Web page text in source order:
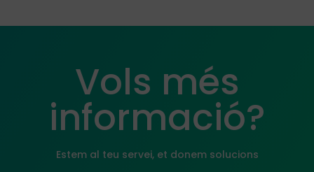
Vols més
informació?
Estem al teu servei, et donem solucions